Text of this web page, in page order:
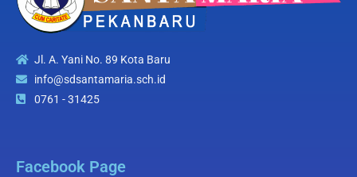
Jl. A. Yani No. 89 Kota Baru
info@sdsantamaria.sch.id
0761 - 31425
Facebook Page